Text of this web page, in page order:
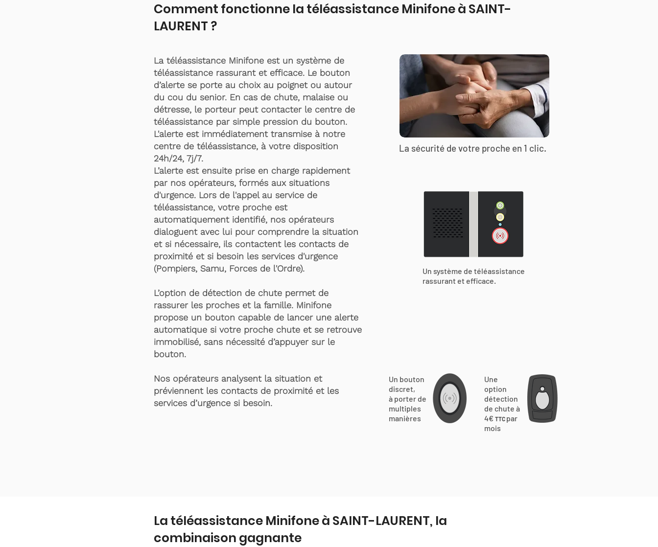
Comment fonctionne la téléassistance Minifone à SAINT-
LAURENT ?
La téléassistance Minifone est un système de
téléassistance rassurant et efficace. Le bouton
d’alerte se porte au choix au poignet ou autour
du cou du senior. En cas de chute, malaise ou
détresse, le porteur peut contacter le centre de
téléassistance par simple pression du bouton.
L'alerte est immédiatement transmise à notre
centre de téléassistance, à votre disposition
24h/24, 7j/7.
L’alerte est ensuite prise en charge rapidement
par nos opérateurs, formés aux situations
d'urgence. Lors de l'appel au service de
téléassistance, votre proche est
automatiquement identifié, nos opérateurs
dialoguent avec lui pour comprendre la situation
et si nécessaire, ils contactent les contacts de
proximité et si besoin les services d'urgence
(Pompiers, Samu, Forces de l'Ordre).
L’option de détection de chute permet de
rassurer les proches et la famille. Minifone
propose un bouton capable de lancer une alerte
automatique si votre proche chute et se retrouve
immobilisé, sans nécessité d’appuyer sur le
bouton.
Nos opérateurs analysent la situation et
préviennent les contacts de proximité et les
services d’urgence si besoin.
La sécurité de votre proche en 1 clic.
Un système de téléassistance
rassurant et efficace.
Un bouton
discret,
à porter de
multiples
manières
Une
option
détection
de chute à
4€ TTC par
mois
La téléassistance Minifone à SAINT-LAURENT, la
combinaison gagnante